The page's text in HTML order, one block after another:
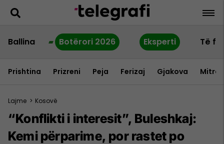
Ballina Botërori 2026 Eksperti Të
Prishtina Prizreni Peja Ferizaj Gjakova
Lajme > Kosovë
“Konflikti i interesit”, Buleshkaj:
Kemi përparime, por rastet po